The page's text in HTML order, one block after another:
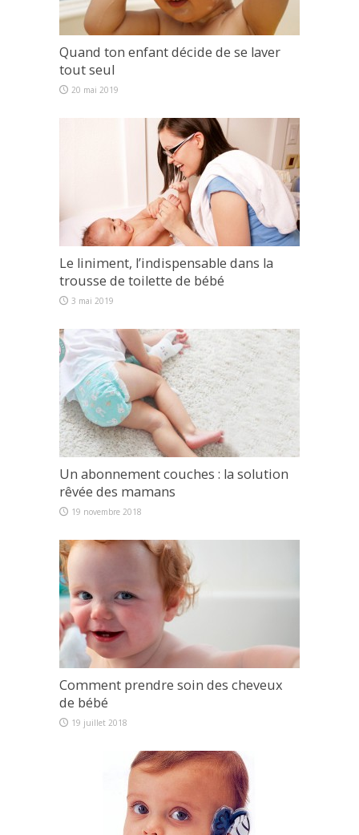
Quand ton enfant décide de se laver
tout seul
20 mai 2019
Le liniment, l’indispensable dans la
trousse de toilette de bébé
3 mai 2019
Un abonnement couches : la solution
rêvée des mamans
19 novembre 2018
Comment prendre soin des cheveux
de bébé
19 juillet 2018